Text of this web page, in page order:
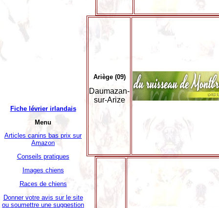
Fiche lévrier irlandais
Menu
Articles canins bas prix sur
Amazon
Conseils pratiques
Images chiens
Races de chiens
Donner votre avis sur le site
ou soumettre une suggestion
Ariège (09)
Daumazan-
sur-Arize